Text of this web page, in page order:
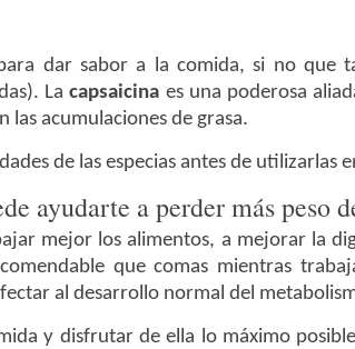
dar sabor a la comida, si no que
Lacapsaicina es una poderosa
acumulaciones de grasa.
de las especias antes de utilizarlas
ayudarte a perder más peso
mejor los alimentos, a mejorar la
que comas mientras
al desarrollo normal del
y disfrutar de ella lo máximo